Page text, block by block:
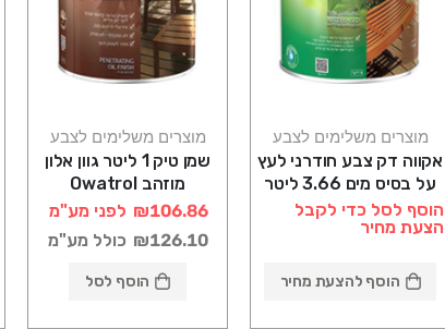
מוצרים משלימים לצבע
אקווה דק צבע חודרני לעץ
על בסיס מים 3.66 ליטר
גוון טיק Owatrol סאן דק
הוסף לסל כדי לקבל
הצעת מחיר
הוסף להצעת מחיר
מוצרים משלימים לצבע
שמן טיק 1 ליטר גוון אלון
מוזהב Owatrol
TEXTROL סאן דק
₪106.86 לפני מע"מ
₪126.10 כולל מע"מ
הוסף לסל